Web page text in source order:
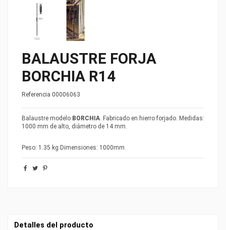
BALAUSTRE FORJA
BORCHIA R14
Referencia 00006063
Balaustre modelo BORCHIA. Fabricado en hierro forjado. Medidas:
1000 mm de alto, diámetro de 14 mm.
Peso: 1.35 kg Dimensiones: 1000mm
Detalles del producto